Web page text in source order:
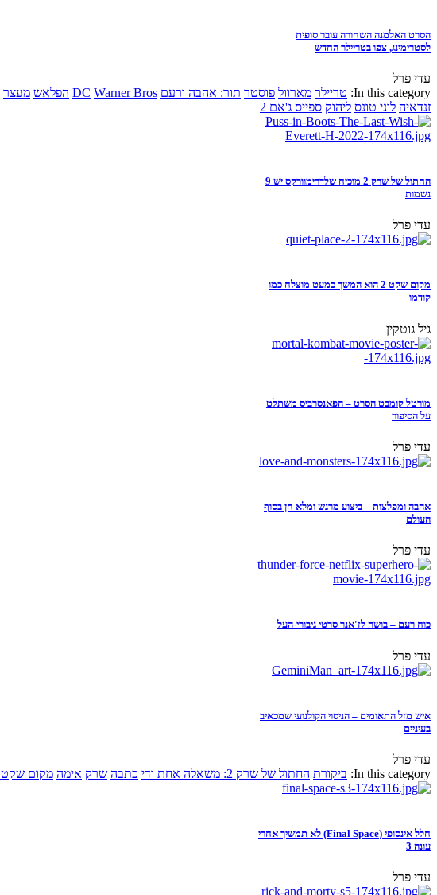
הסרט האלמנה השחורה עובר סופית
לסטרימינג, צפו בטריילר החדש
עדי פרל
In this category: טריילר מארוול פוסטר תור: אהבה ורעם DC Warner Bros הפלאש מעצר
זנדאיה לוני טונס ליהוק ספייס ג'אם 2
החתול של שרק 2 מוכיח שלדרימוורקס יש 9
נשמות
עדי פרל
מקום שקט 2 הוא המשך כמעט מוצלח כמו
קודמו
גיל גוטקין
מורטל קומבט הסרט – הפאנסרביס משתלט
על הסיפור
עדי פרל
אהבה ומפלצות – ביצוע מרגש ומלא חן בסוף
העולם
עדי פרל
כוח רעם – בושה לז'אנר סרטי גיבורי-העל
עדי פרל
איש מזל התאומים – הניסוי הקולנועי שמכאיב
בעיניים
עדי פרל
In this category: ביקורת החתול של שרק 2: משאלה אחת ודי כתבה שרק אימה מקום שקט 2
חלל אינסופי (Final Space) לא תמשיך אחרי
עונה 3
עדי פרל